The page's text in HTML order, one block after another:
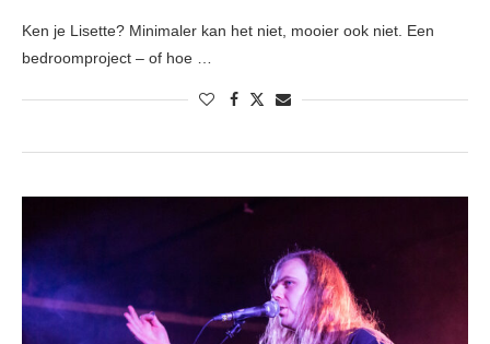
Ken je Lisette? Minimaler kan het niet, mooier ook niet. Een
bedroomproject – of hoe …